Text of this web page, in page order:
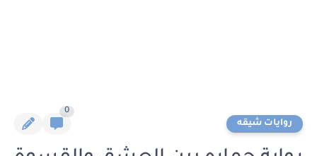
روايات شيقه
0